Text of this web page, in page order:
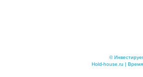
©
Hold-house.ru |